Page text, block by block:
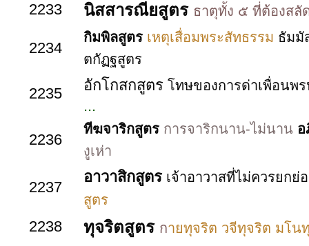
2233 นิสสารณียสูตร ธาตุทั้ง ๕ ที่ต้องสลั
2234
กิมพิลสูตร เหตุเสื่อมพระสัทธรรม ธัมมั
ตกัฏฐสูตร
2235 อักโกสกสูตร โทษของการด่าเพื่อนพ
...
2236
ทีฆจาริกสูตร การจาริกนาน-ไม่นาน อ
งูเห่า
2237
อาวาสิกสูตร เจ้าอาวาสที่ไม่ควรยกย่
สูตร
2238 ทุจริตสูตร กายทุจริต วจีทุจริต มโน